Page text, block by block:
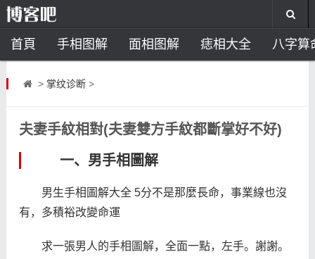
首頁 手相图解 面相图解 痣相大全 八字算
风水开运 助运饰品
> 掌纹诊断>
夫妻手紋相對(夫妻雙方手紋都斷掌好不好)
一、男手相圖解
男生手相圖解大全 5分不是那麼長命，事業線也沒
有，多積裕改變命運
求一張男人的手相圖解，全面一點，左手。謝謝。